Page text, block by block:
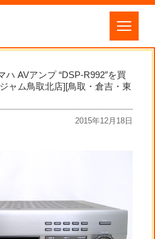
ハ AVアンプ “DSP-R992″を買
ャム鳥取北店][鳥取・倉吉・東
2015年12月18日